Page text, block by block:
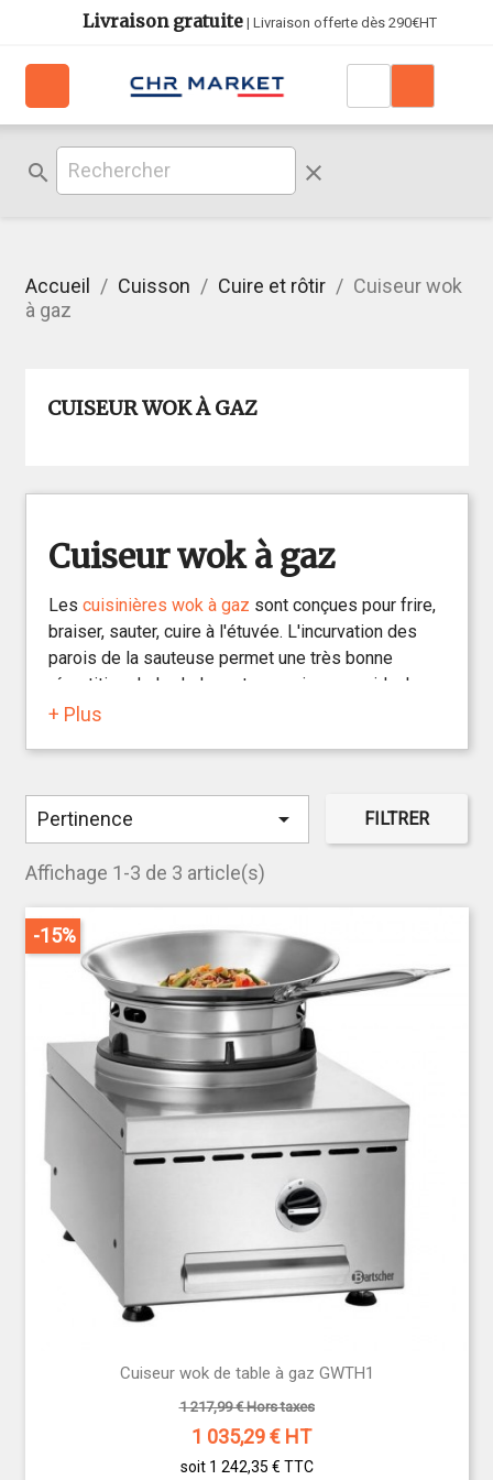
Livraison gratuite| Livraison offerte dès 290€HT
search clear
Accueil Cuisson Cuire et rôtir
Cuiseur wok
à gaz
CUISEUR WOK À GAZ
Cuiseur wok à gaz
Les cuisinières wok à gaz sont conçues pour frire,
braiser, sauter, cuire à l'étuvée. L'incurvation des
parois de la sauteuse permet une très bonne
répartition de la chaleur et une cuisson rapide. La
cuisson au wok est très prisée car ce type de
+ Plus
Pertinence  FILTRER
Affichage 1-3 de 3 article(s)
Cuiseur wok de table à gaz GWTH1
1 217,99 € Hors taxes
1 035,29€ HT
soit 1 242,35 € TTC
-15%